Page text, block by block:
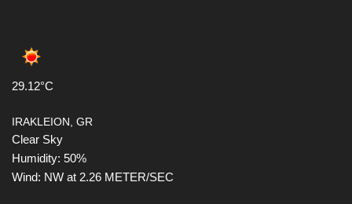
29.12°C
IRAKLEION, GR
Clear Sky
Humidity: 50%
Wind: NW at 2.26 METER/SEC